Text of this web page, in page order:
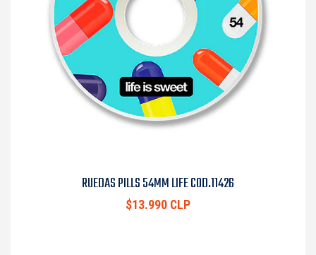
RUEDAS PILLS 54MM LIFE COD.11426
$13.990 CLP